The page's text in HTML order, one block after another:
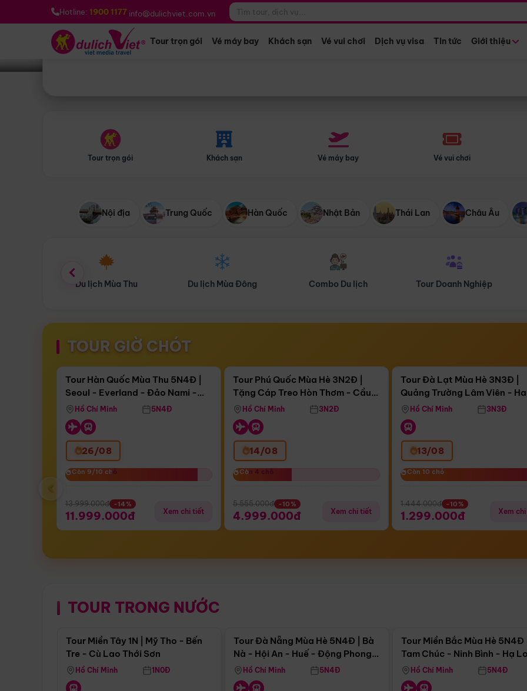
Hotline: 1900 1177 info@dulichviet.com.vn
Tour trọn gói Vé máy bay Khách sạn Vé vui chơi Dịch vụ visa Tin tức Giới thiệu
Bạn muốn đi đâu? *
Tour trọn gói Khách sạn Vé máy bay Vé vui chơi
Nội địa Trung Quốc Hàn Quốc Nhật Bản Thái Lan Châu Âu
Du lịch Mùa Đông Combo Du lịch Tour Doanh Nghiệp Du lịch Hành Hương
TOUR GIỜ CHÓT
Còn16 ngày 18:32:30
Bay Sun Phuquoc Airways
Điểm nổi bật
Tour Hàn Quốc Mùa Thu 5N4Đ |
Seoul - Everland - Đảo Nami -
Tháp Namsan (Bay Sun Phuquoc
Airways)
Hồ Chí Minh 5N4Đ
26/08
Còn 9/10 chỗ
Còn 9/10 chỗ
13.999.000đ -14%
11.999.000đ Xem chi tiết
Còn04 ngày 18:32:30
Tặng Cáp Treo Hòn Thơm
Tour Phú Quốc Mùa Hè 3N2Đ |
Tặng Cáp Treo Hòn Thơm - Cầu
Hôn - Công Viên Nước Aquatopia
Hồ Chí Minh 3N2Đ
14/08
Còn 4 chỗ
Còn 4 chỗ
5.555.000đ -10%
4.999.000đ Xem chi tiết
Còn03 ngày 18:32:30
Tour Đà Lạt Mùa Hè 3N3Đ |
Quảng Trường Lâm Viên -
Hill - Puppy Farm
Hồ Chí Minh 3N3Đ
13/08
Còn 10 chỗ
Còn 10 chỗ
1.444.000đ -10%
1.299.000đ Xem
‹
TOUR TRONG NƯỚC
Điểm nổi bật
Tour Miền Tây 1N | Mỹ Tho - Bến
Tre - Cù Lao Thới Sơn
Hồ Chí Minh 1N0Đ
Tour Đà Nẵng Mùa Hè 5N4Đ | Bà
Nà - Hội An - Huế - Động Phong
NhaHồ Chí Minh 5N4Đ
Tour Miền Bắc Mùa Hè 5N4Đ |
Tam Chúc - Ninh Bình - Hạ
Hồ Chí Minh 5N4Đ